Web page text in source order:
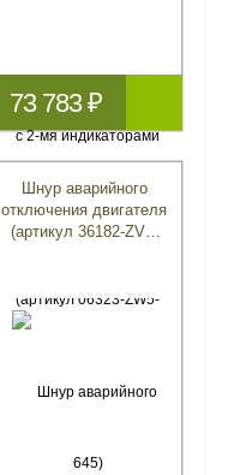
73 783 ₽
Шнур аварийного
отключения двигателя
(артикул 36182-ZV4-